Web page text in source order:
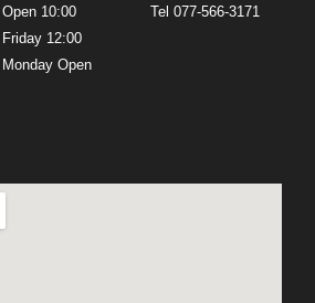
Open 10:00
Friday 12:00
Monday Open
Tel 077-566-3171